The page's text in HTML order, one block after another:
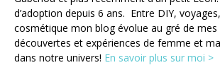
d’adoption depuis 6 ans. Entre DIY,
cosmétique mon blog évolue au gré de mes
découvertes et expériences de femme et
dans notre univers! En savoir plus sur moi >